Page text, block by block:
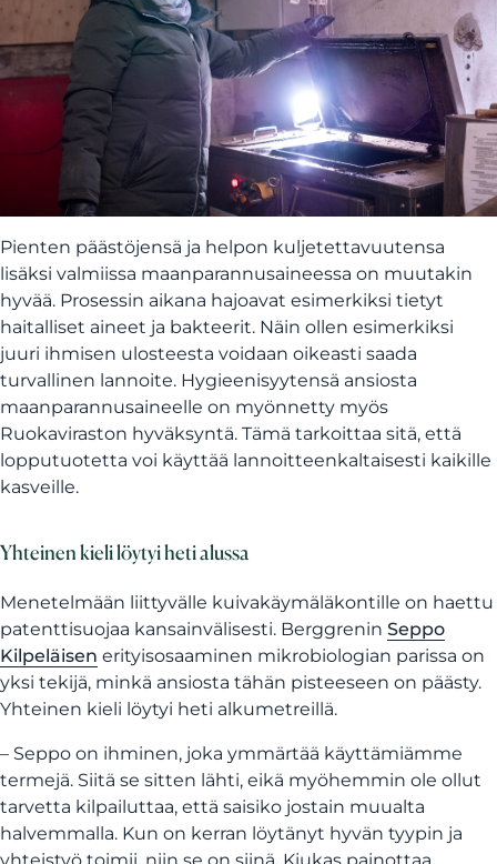
Pienten päästöjensä ja helpon kuljetettavuutensa
lisäksi valmiissa maanparannusaineessa on muutakin
hyvää. Prosessin aikana hajoavat esimerkiksi tietyt
haitalliset aineet ja bakteerit. Näin ollen esimerkiksi
juuri ihmisen ulosteesta voidaan oikeasti saada
turvallinen lannoite. Hygieenisyytensä ansiosta
maanparannusaineelle on myönnetty myös
Ruokaviraston hyväksyntä. Tämä tarkoittaa sitä, että
lopputuotetta voi käyttää lannoitteenkaltaisesti kaikille
kasveille.
Yhteinen kieli löytyi heti alussa
Menetelmään liittyvälle kuivakäymäläkontille on haettu
patenttisuojaa kansainvälisesti. Berggrenin Seppo
Kilpeläisen erityisosaaminen mikrobiologian parissa on
yksi tekijä, minkä ansiosta tähän pisteeseen on päästy.
Yhteinen kieli löytyi heti alkumetreillä.
– Seppo on ihminen, joka ymmärtää käyttämiämme
termejä. Siitä se sitten lähti, eikä myöhemmin ole ollut
tarvetta kilpailuttaa, että saisiko jostain muualta
halvemmalla. Kun on kerran löytänyt hyvän tyypin ja